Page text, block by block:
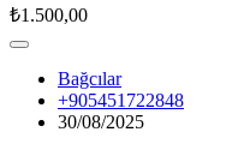
₺1.500,00
Bağcılar
+905451722848
30/08/2025